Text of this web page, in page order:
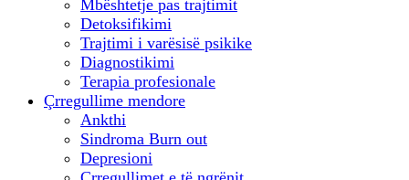
Mbështetje pas trajtimit
Detoksifikimi
Trajtimi i varësisë psikike
Diagnostikimi
Terapia profesionale
Çrregullime mendore
Ankthi
Sindroma Burn out
Depresioni